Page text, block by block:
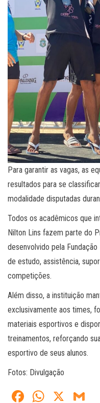
Para garantir as vagas, as
resultados para se
modalidade disputadas
Todos os acadêmicos que
Nilton Lins fazem parte do
desenvolvido pela
de estudo, assistência,
competições.
Além disso, a instituição
exclusivamente aos times,
materiais esportivos e
treinamentos, reforçando
esportivo de seus alunos.
Fotos: Divulgação
Fa W X